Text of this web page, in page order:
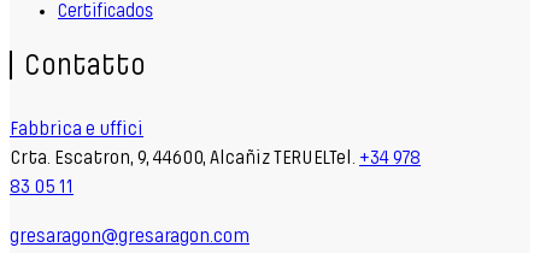
Certificados
Contatto
Fabbrica e uffici
Crta. Escatron, 9, 44600, Alcañiz TERUELTel. +34 978
83 05 11
gresaragon@gresaragon.com